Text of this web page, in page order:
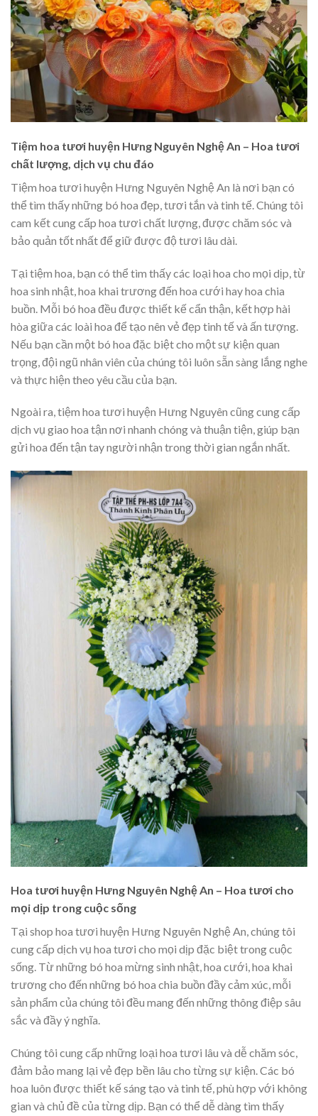
Tiệm hoa tươi huyện Hưng Nguyên Nghệ An – Hoa tươi
chất lượng, dịch vụ chu đáo
Tiệm hoa tươi huyện Hưng Nguyên Nghệ An là nơi bạn có
thể tìm thấy những bó hoa đẹp, tươi tắn và tinh tế. Chúng tôi
cam kết cung cấp hoa tươi chất lượng, được chăm sóc và
bảo quản tốt nhất để giữ được độ tươi lâu dài.
Tại tiệm hoa, bạn có thể tìm thấy các loại hoa cho mọi dịp, từ
hoa sinh nhật, hoa khai trương đến hoa cưới hay hoa chia
buồn. Mỗi bó hoa đều được thiết kế cẩn thận, kết hợp hài
hòa giữa các loài hoa để tạo nên vẻ đẹp tinh tế và ấn tượng.
Nếu bạn cần một bó hoa đặc biệt cho một sự kiện quan
trọng, đội ngũ nhân viên của chúng tôi luôn sẵn sàng lắng nghe
và thực hiện theo yêu cầu của bạn.
Ngoài ra, tiệm hoa tươi huyện Hưng Nguyên cũng cung cấp
dịch vụ giao hoa tận nơi nhanh chóng và thuận tiện, giúp bạn
gửi hoa đến tận tay người nhận trong thời gian ngắn nhất.
Hoa tươi huyện Hưng Nguyên Nghệ An – Hoa tươi cho
mọi dịp trong cuộc sống
Tại shop hoa tươi huyện Hưng Nguyên Nghệ An, chúng tôi
cung cấp dịch vụ hoa tươi cho mọi dịp đặc biệt trong cuộc
sống. Từ những bó hoa mừng sinh nhật, hoa cưới, hoa khai
trương cho đến những bó hoa chia buồn đầy cảm xúc, mỗi
sản phẩm của chúng tôi đều mang đến những thông điệp sâu
sắc và đầy ý nghĩa.
Chúng tôi cung cấp những loại hoa tươi lâu và dễ chăm sóc,
đảm bảo mang lại vẻ đẹp bền lâu cho từng sự kiện. Các bó
hoa luôn được thiết kế sáng tạo và tinh tế, phù hợp với không
gian và chủ đề của từng dịp. Bạn có thể dễ dàng tìm thấy